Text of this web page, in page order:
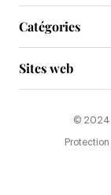
Catégories
Sites web
© 2024